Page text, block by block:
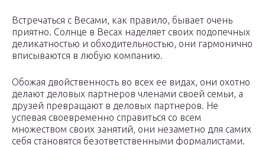
Встречаться с Весами, как правило, бывает очень
приятно. Солнце в Весах наделяет своих подопечных
деликатностью и обходительностью, они гармонично
вписываются в любую компанию.
Обожая двойственность во всех ее видах, они охотно
делают деловых партнеров членами своей семьи, а
друзей превращают в деловых партнеров. Не
успевая своевременно справиться со всем
множеством своих занятий, они незаметно для самих
себя становятся безответственными формалистами.